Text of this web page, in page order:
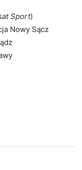
Sport)
Nowy Sącz